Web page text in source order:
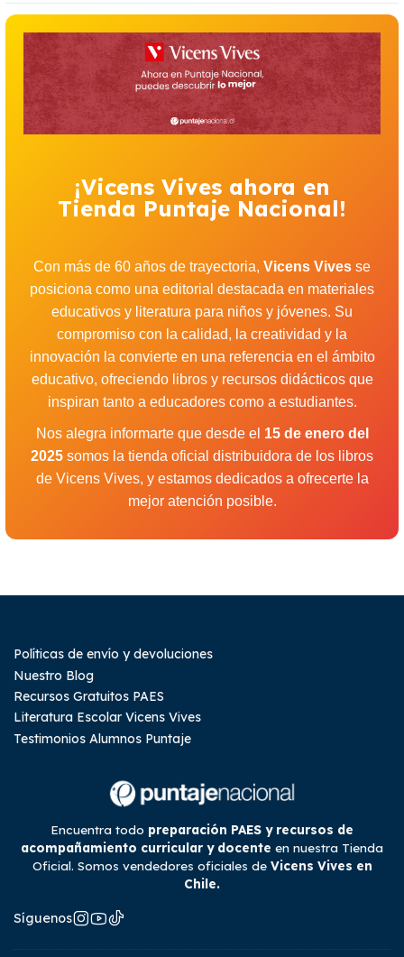
¡Vicens Vives ahora en
Tienda Puntaje Nacional!
Con más de 60 años de trayectoria, Vicens Vives se
posiciona como una editorial destacada en materiales
educativos y literatura para niños y jóvenes. Su
compromiso con la calidad, la creatividad y la
innovación la convierte en una referencia en el ámbito
educativo, ofreciendo libros y recursos didácticos que
inspiran tanto a educadores como a estudiantes.
Nos alegra informarte que desde el 15 de enero del
2025 somos la tienda oficial distribuidora de los libros
de Vicens Vives, y estamos dedicados a ofrecerte la
mejor atención posible.
Políticas de envío y devoluciones
Nuestro Blog
Recursos Gratuitos PAES
Literatura Escolar Vicens Vives
Testimonios Alumnos Puntaje
Encuentra todo preparación PAES y recursos de
acompañamiento curricular y docente en nuestra Tienda
Oficial. Somos vendedores oficiales de Vicens Vives en
Chile.
Síguenos